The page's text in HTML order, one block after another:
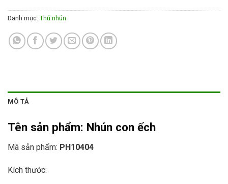
Danh mục: Thú nhún
MÔ TẢ
Tên sản phẩm: Nhún con ếch
Mã sản phẩm: PH10404
Kích thước: